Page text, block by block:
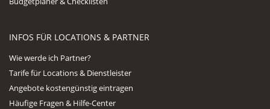
INFOS FÜR LOCATIONS & PARTNER
Wie werde ich Partner?
Tarife für Locations & Dienstleister
Angebote kostengünstig eintragen
Häufige Fragen & Hilfe-Center